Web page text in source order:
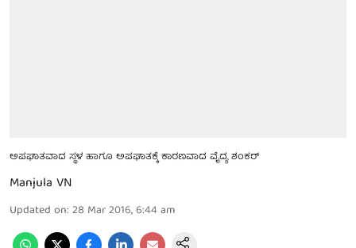
ಅಪಘಾತವಾದ ಸ್ಥಳ ಹಾಗೂ ಅಪಘಾತಕ್ಕೆ ಕಾರಣವಾದ ವೈದ್ಯ ಶಂಕರ್
Manjula VN
Updated on: 28 Mar 2016, 6:44 am